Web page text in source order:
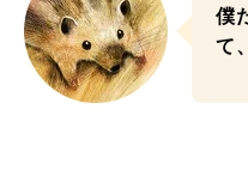
僕
て